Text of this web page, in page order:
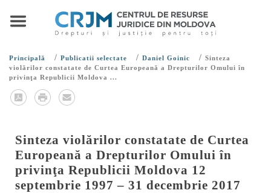
Principală / Publicatii selectate / Daniel Goinic / Sinteza
violărilor constatate de Curtea Europeană a Drepturilor Omului în
privinţa Republicii Moldova ...
Sinteza violărilor constatate de Curtea
Europeană a Drepturilor Omului în
privinţa Republicii Moldova 12
septembrie 1997 – 31 decembrie 2017